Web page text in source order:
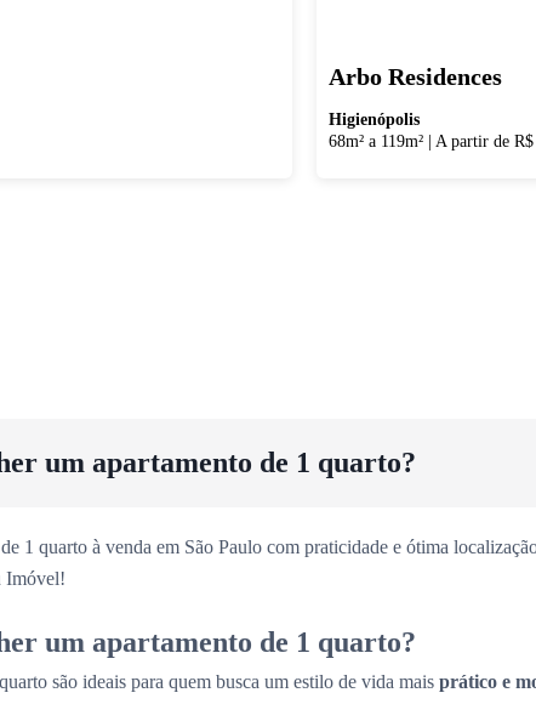
Arbo Residences
Higienópolis
68m² a 119m²| A partir de
um apartamento de 1 quarto?
1 quarto à venda em São Paulo com praticidade e ótima
Imóvel!
um apartamento de 1 quarto?
são ideais para quem busca um estilo de vida mais prático e